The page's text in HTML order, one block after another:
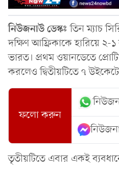
নিউজনাউ ডেস্কঃতিন ম্যাচ
দক্ষিণ আফ্রিকাকে হারিয়ে ২-
ভারত। প্রথম ওয়ানডেতে
করলেও দ্বিতীয়টিতে ৭
ফলো করুন
তৃতীয়টিতে এবার একই